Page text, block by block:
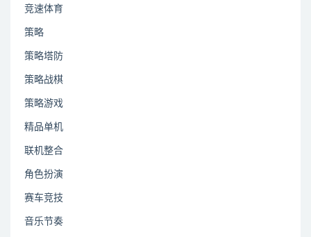
竞速体育
策略
策略塔防
策略战棋
策略游戏
精品单机
联机整合
角色扮演
赛车竞技
音乐节奏